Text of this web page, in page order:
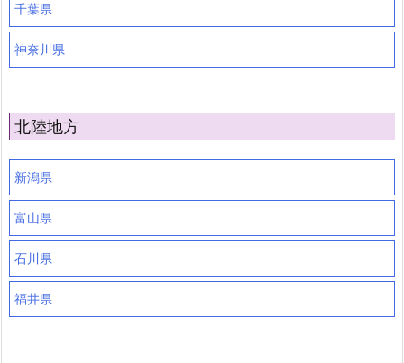
千葉県
神奈川県
北陸地方
新潟県
富山県
石川県
福井県